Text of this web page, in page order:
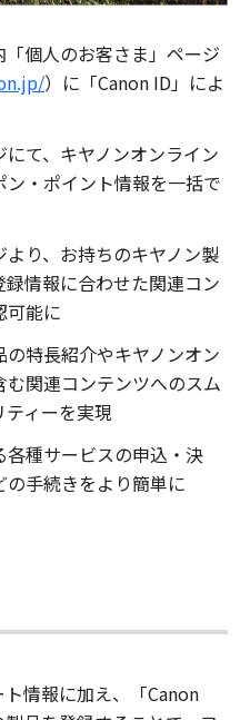
個人のお客さま」ページ
）に「Canon ID」によ
て、キヤノンオンライン
・ポイント情報を一括で
り、お持ちのキヤノン製
情報に合わせた関連コン
可能に
特長紹介やキヤノンオン
関連コンテンツへのスム
ィーを実現
種サービスの申込・決
手続きをより簡単に
情報に加え、「Canon